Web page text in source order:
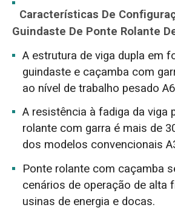
Características De
Guindaste De Ponte Rolante
A estrutura de viga dupla em
guindaste e caçamba com
ao nível de trabalho pesado
A resistência à fadiga da viga
rolante com garra é mais de
dos modelos convencionais
Ponte rolante com caçamba
cenários de operação de alta
usinas de energia e docas.